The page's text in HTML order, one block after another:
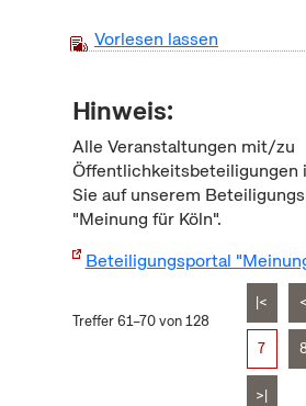
Vorlesen lassen
Hinweis:
Alle Veranstaltungen mit/zu
Öffentlichkeitsbeteiligungen
Sie auf unserem
"Meinung für Köln".
Beteiligungsportal
Treffer 61–70 von 128
|< <
7 8
>|